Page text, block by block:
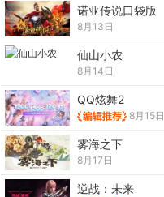
诺亚传说口袋版
8月13日
仙山小农
8月14日
QQ炫舞2
8月15日
雾海之下
8月17日
逆战：未来